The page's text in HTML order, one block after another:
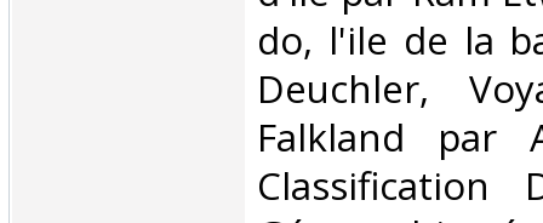
do, l'ile de la
Deuchler,
Falkland par
Classification